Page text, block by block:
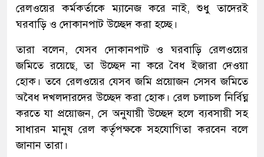
রেলওয়ের কর্মকর্তাকে ম্যানেজ করে নাই, শুধু তাদেরই
ঘরবাড়ি ও দোকানপাট উচ্ছেদ করা হচ্ছে।
তারা বলেন, যেসব দোকানপাট ও ঘরবাড়ি রেলওয়ের
জমিতে রয়েছে, তা উচ্ছেদ না করে বৈধ ইজারা দেওয়া
হোক। তবে রেলওয়ের যেসব জমি প্রয়োজন সেসব জমিতে
অবৈধ দখলদারদের উচ্ছেদ করা হোক। রেল চলাচল নির্বিঘ্ন
করতে যা প্রয়োজন, সে অনুযায়ী উচ্ছেদ হলে ব্যবসায়ী সহ
সাধারন মানুষ রেল কর্তৃপক্ষকে সহযোগিতা করবেন বলে
জানান তারা।